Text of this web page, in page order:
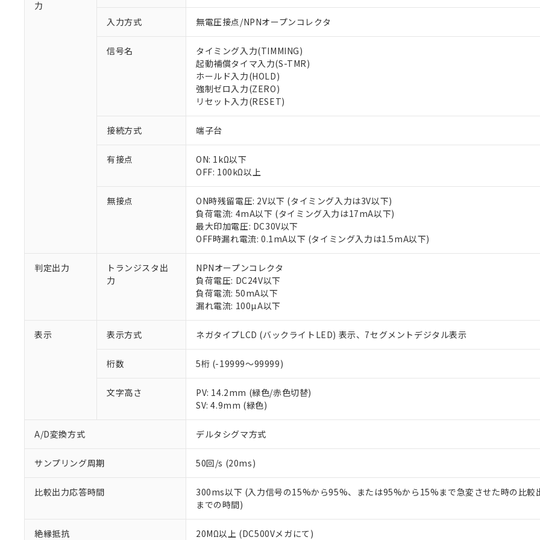
力
入力方式 無電圧接点/NPNオープンコレクタ
信号名
タイミング入力(TIMMING)
起動補償タイマ入力(S-TMR)
ホールド入力(HOLD)
強制ゼロ入力(ZERO)
リセット入力(RESET)
接続方式 端子台
有接点
ON: 1kΩ以下
OFF: 100kΩ以上
無接点
ON時残留電圧: 2V以下 (タイミング入力は3V以下)
負荷電流: 4mA以下 (タイミング入力は17mA以下)
最大印加電圧: DC30V以下
OFF時漏れ電流: 0.1mA以下 (タイミング入力は1.5mA以下)
判定出力
トランジスタ出
力
NPNオープンコレクタ
負荷電圧: DC24V以下
負荷電流: 50mA以下
漏れ電流: 100µA以下
表示 表示方式 ネガタイプLCD (バックライトLED) 表示、7セグメントデジタル表示
桁数 5桁 (-19999～99999)
文字高さ
PV: 14.2mm (緑色/赤色切替)
SV: 4.9mm (緑色)
A/D変換方式 デルタシグマ方式
サンプリング周期 50回/s (20ms)
比較出力応答時間
300ms以下 (入力信号の15%から95%、または95%から15%まで急変させた時の比較
までの時間)
絶縁抵抗 20MΩ以上 (DC500Vメガにて)
ご利用条件
本サービスは、当社制御機器事業取扱商品の当社在庫状況および標準価格(税抜)を
くものです。
当社制御機器事業取扱商品の中には、本サービスの対象外となる商品もあることを
在庫状況および標準価格照会結果は、記載している更新日時点での社内データに基
のであり、閲覧された時点での実際の在庫および標準価格とは異なる場合があるこ
い。
正式な納期状況および標準価格はお客様のお取引先、またはお客様担当のオムロン
当社販売員にご相談ください。
在庫状況および標準価格結果を当社の事前の承諾なく第三者に漏洩または開示し
す。
ている必要があります。
お客様が当ウェブサイト上で当社にご登録された部品リストについて、当社および
が、当社の製品・サービスに関するお客様との取引・商談に必要な範囲で利用す
さい。
※当社の共同利用者とは、"個人情報の共同利用に関して"
の「1.共同利用者の
いる法人を指します。
※1 対応状況
対応済み：EU RoHS指令（10物質）の非含有に対応した製品が提供可能な商品です
対応予定：EU RoHS指令（10物質）の非含有に対応した製品に切り替える予定のある商
非該当品：ライセンス料など無形物で、有害物質有無と関係のない商品です。
仕入先様の事情により、非含有部品としていたものが、含有品と判明した場合などやむ
があります。
*EU RoHS指令（10物質）：
鉛(Pb) 1000ppm以下、 水銀(Hg) 1000ppm以下、 カドミウム(Cd) 100ppm以下、
六価クロム(Cr(Ⅵ)) 1000ppm以下、ポリ臭化ビフェニル類(PBB) 1000ppm以下、ポリ臭化ジフェニルエーテル類
フタル酸ビス(2-エチルヘキシル) (DEHP)(別名：DOP) 1000ppm以下、フタル酸ブチルベンジル（BBP）
ル（DBP） 1000ppm以下、フタル酸ジイソブチル (DIBP) 1000ppm以下
フタル酸エステル類の４物質については閾値を超える意図的な使用がないことを確認しています。
※2 対応予定月
部品在庫の切り替え状況などにより、予定月が前後することがあります。
※3 非含有証明書ダウンロード
下記の非含有証明書をダウンロードすることができます。
EU RoHS指令（10物質）の非含有証明書
※本証明書は発行日時点で非含有を証明するもので、過去に遡って非含有を証明するも
また、RoHS指令のフタル酸エステル類４物質の対応では、対応完了までの期間は出
混在することから備考欄に対応日を記載しておりました。
既に当社にて対応品への在庫切替を完了していることから、特段のことがない限り、
り割愛しております。
※1 中国RoHS○×表
「○」：最大均質材料含有率が中国RoHSの基準値以下であることを示します。
「×」：最大均質材料含有率が中国RoHSの基準値を超えていることを示します。
「－」：未確認です。当社販売部門へお問い合わせください。
Cr(Ⅵ)(六価クロム) : 1000ppm、 PBBs(ポリ臭化ビフェニル類) : 1000ppm、 PBDEs(ポリ臭化ジフェニルエーテ
DBP(フタル酸ジブチル) : 1000ppm、 DIBP(フタル酸ジイソブチル) : 1000ppm、 BBP(フタル酸ブチルベンジル) :
DEHP(フタル酸ビス(2-エチルヘキシル)) : 1000ppm
※2 環境保護使用期限
「10」：通常の使用状況下において有害物質が外部に漏えいし、環境に深刻な影響を及
味します。
当社は、これら貴社製品のうち、外国為替および外国貿易法に定める商品（以下｢
う）を輸出または国外への提供する場合は、日本国政府の輸出許可(または役務取
などの必要な手続きをとります。
当社は規制貨物を破棄する場合は、完全に破砕するなど、違法に輸出されないよう
ます。
当社は貴社製品を、核兵器、ミサイル、化学兵器、生物兵器またはその他武器並び
置等に一切使用いたしません。
当社は、貴社製品を第三者に販売する場合は、上記1、2および3の内容を当該第三
また当社は、販売先および販売に係わる関係者が違法に輸出するおそれがある場合
たしません。
記
号
説明
○ 一定数以上の在庫あり
△ 一定数には満たないが在庫あり
－
在庫なし(最新の在庫状況については、お客様のお取引先、またはお客様担当
白